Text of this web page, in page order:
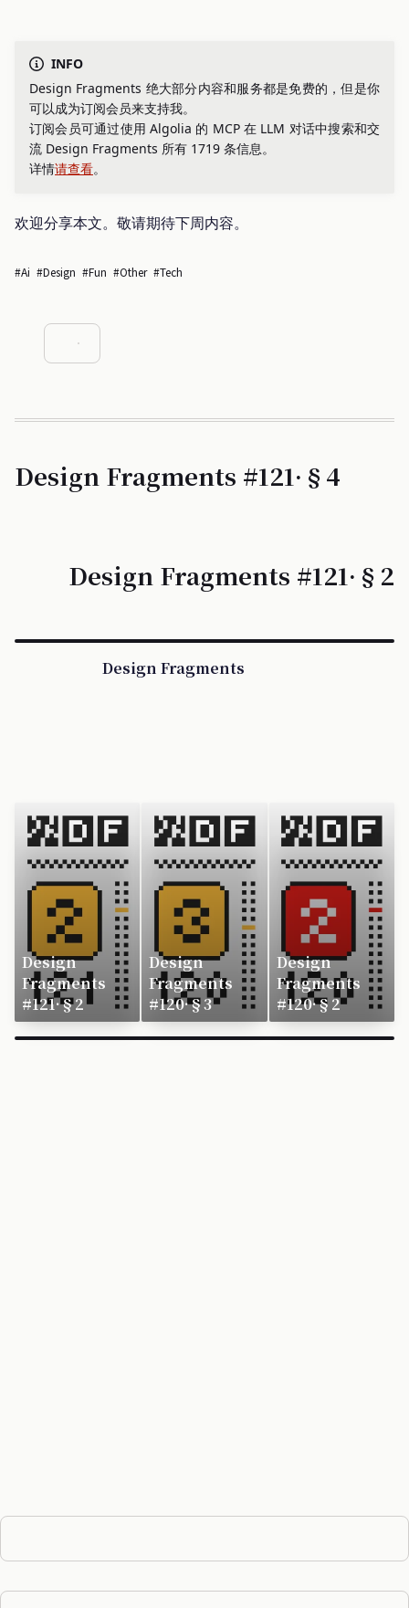
INFO
Design Fragments 绝大部分内容和服务都是免费的，但是你
可以成为订阅会员来支持我。
订阅会员可通过使用 Algolia 的 MCP 在 LLM 对话中搜索和交
流 Design Fragments 所有 1719 条信息。
详情请查看。
欢迎分享本文。敬请期待下周内容。
#ai #design #fun #other #tech
Design Fragments #121·§4
Design Fragments #121·§2
Design Fragments
Design
Fragments
#121·§2
Design
Fragments
#120·§3
Design
Fragments
#120·§2